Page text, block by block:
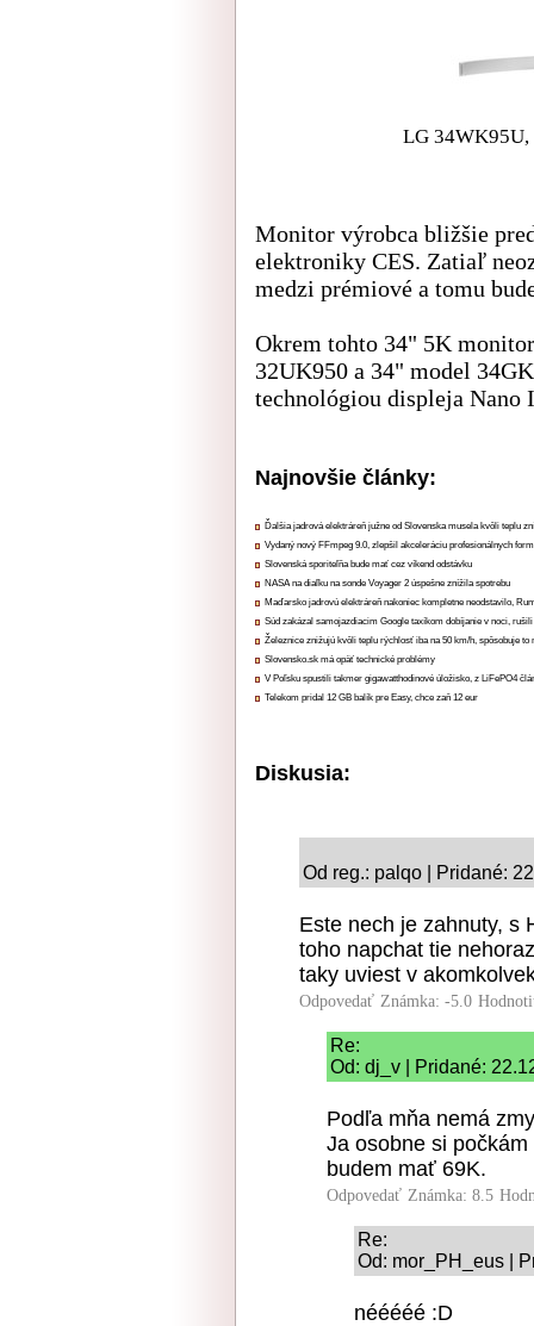
LG
Monitor výrobca bližšie
elektroniky CES. Zatiaľ
medzi prémiové a tomu
Okrem tohto 34" 5K
32UK950 a 34" model
technológiou displeja Nano
Najnovšie články:
Ďalšia jadrová elektráreň južne od Slovenska musela kvôli teplu
Vydaný nový FFmpeg 9.0, zlepšil akceleráciu profesionálnych
Slovenská sporiteľňa bude mať cez víkend odstávku
NASA na diaľku na sonde Voyager 2 úspešne znížila spotrebu
Maďarsko jadrovú elektráreň nakoniec kompletne neodstavilo,
Súd zakázal samojazdiacim Google taxíkom dobíjanie v noci,
Železnice znižujú kvôli teplu rýchlosť iba na 50 km/h, spôsobuje to
Slovensko.sk má opäť technické problémy
V Poľsku spustili takmer gigawatthodinové úložisko, z LiFePO4
Telekom pridal 12 GB balík pre Easy, chce zaň 12 eur
Diskusia:
Od reg.: palqo | Pridané:
Este nech je zahnuty, s
toho napchat tie
taky uviest v
Odpovedať Známka: -5.0
Re:
Od: dj_v | Pridané:
Podľa mňa nemá
Ja osobne si
budem mať 69K.
Odpovedať Známka: 8.5
Re:
Od: mor_PH_eus |
nééééé :D